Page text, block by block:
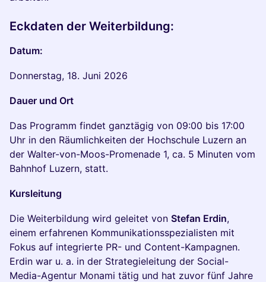
Eckdaten der Weiterbildung:
Datum:
Donnerstag, 18. Juni 2026
Dauer und Ort
Das Programm findet ganztägig von 09:00 bis 17:00
Uhr in den Räumlichkeiten der Hochschule Luzern an
der Walter-von-Moos-Promenade 1, ca. 5 Minuten vom
Bahnhof Luzern, statt.
Kursleitung
Die Weiterbildung wird geleitet von Stefan Erdin,
einem erfahrenen Kommunikations­spezialisten mit
Fokus auf integrierte PR- und Content-Kampagnen.
Erdin war u. a. in der Strategieleitung der Social-
Media-Agentur Monami tätig und hat zuvor fünf Jahre